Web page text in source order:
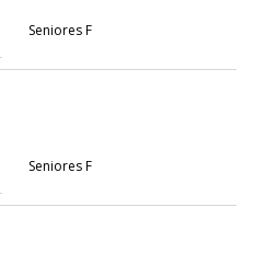
Seniores F
Seniores F